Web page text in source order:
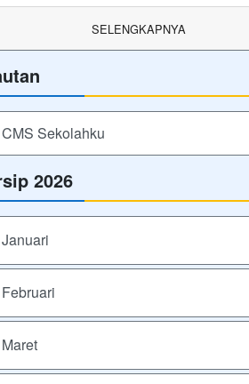
SELENGKAPNYA
CMS Sekolahku
2026
Januari
Februari
Maret